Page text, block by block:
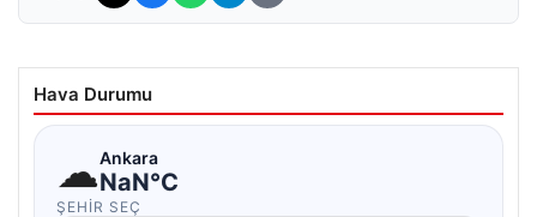
Hava Durumu
☁Ankara
NaN°C
ŞEHIR SEÇ